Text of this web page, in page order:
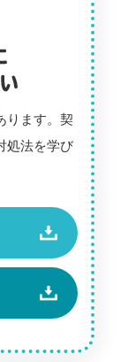
ります。契
処法を学び